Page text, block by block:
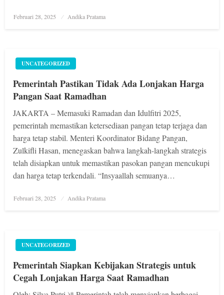
Posted
Februari 28, 2025 Andika Pratama
UNCATEGORIZED
Pemerintah Pastikan Tidak Ada Lonjakan Harga
Pangan Saat Ramadhan
JAKARTA – Memasuki Ramadan dan Idulfitri 2025,
pemerintah memastikan ketersediaan pangan tetap terjaga dan
harga tetap stabil. Menteri Koordinator Bidang Pangan,
Zulkifli Hasan, menegaskan bahwa langkah-langkah strategis
telah disiapkan untuk memastikan pasokan pangan mencukupi
dan harga tetap terkendali. “Insyaallah semuanya…
Posted
Februari 28, 2025 Andika Pratama
UNCATEGORIZED
Pemerintah Siapkan Kebijakan Strategis untuk
Cegah Lonjakan Harga Saat Ramadhan